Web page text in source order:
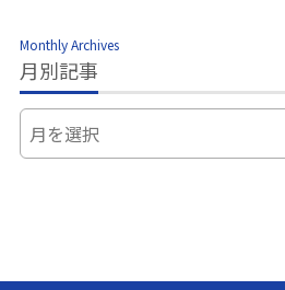
Monthly Archives
月別記事